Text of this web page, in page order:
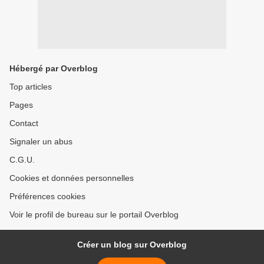
Hébergé par Overblog
Top articles
Pages
Contact
Signaler un abus
C.G.U.
Cookies et données personnelles
Préférences cookies
Voir le profil de bureau sur le portail Overblog
Créer un blog sur Overblog